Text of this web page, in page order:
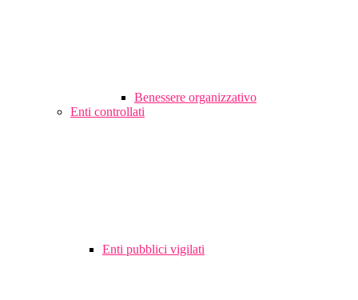
Benessere organizzativo
Enti controllati
Enti pubblici vigilati